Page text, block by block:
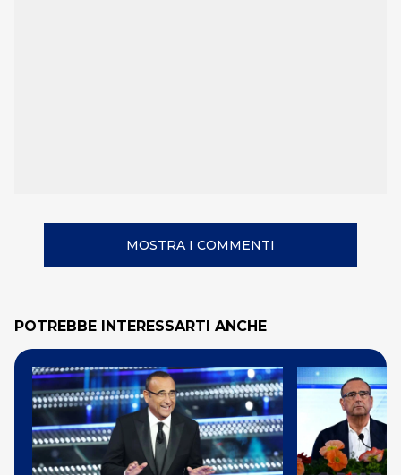
MOSTRA I COMMENTI
POTREBBE INTERESSARTI ANCHE